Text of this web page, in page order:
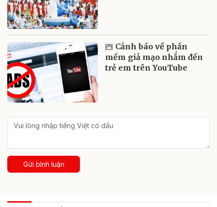
Cảnh báo về phần
mềm giả mạo nhắm đến
trẻ em trên YouTube
Gửi bình luận